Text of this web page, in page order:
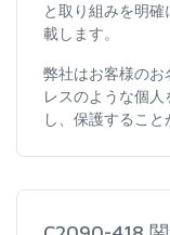
と取り組みを明
載します。
弊社はお客様のお
レスのような個
し、保護すること